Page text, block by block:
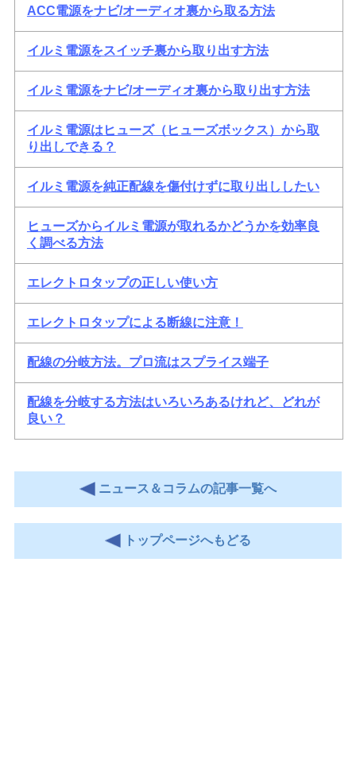
ACC電源をナビ/オーディオ裏から取る方法
イルミ電源をスイッチ裏から取り出す方法
イルミ電源をナビ/オーディオ裏から取り出す方法
イルミ電源はヒューズ（ヒューズボックス）から取
り出しできる？
イルミ電源を純正配線を傷付けずに取り出ししたい
ヒューズからイルミ電源が取れるかどうかを効率良
く調べる方法
エレクトロタップの正しい使い方
エレクトロタップによる断線に注意！
配線の分岐方法。プロ流はスプライス端子
配線を分岐する方法はいろいろあるけれど、どれが
良い？
ニュース＆コラムの記事一覧へ
トップページへもどる